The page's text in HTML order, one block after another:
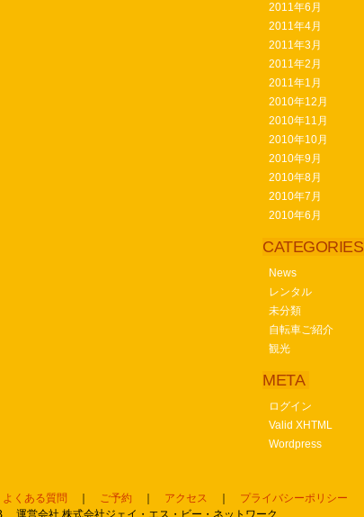
2011年6月
2011年4月
2011年3月
2011年2月
2011年1月
2010年12月
2010年11月
2010年10月
2010年9月
2010年8月
2010年7月
2010年6月
CATEGORIES
News
レンタル
未分類
自転車ご紹介
観光
META
ログイン
Valid XHTML
Wordpress
よくある質問 ご予約 アクセス
プライバシーポリシー
運営会社 株式会社ジェイ・エス・ビー・ネットワーク